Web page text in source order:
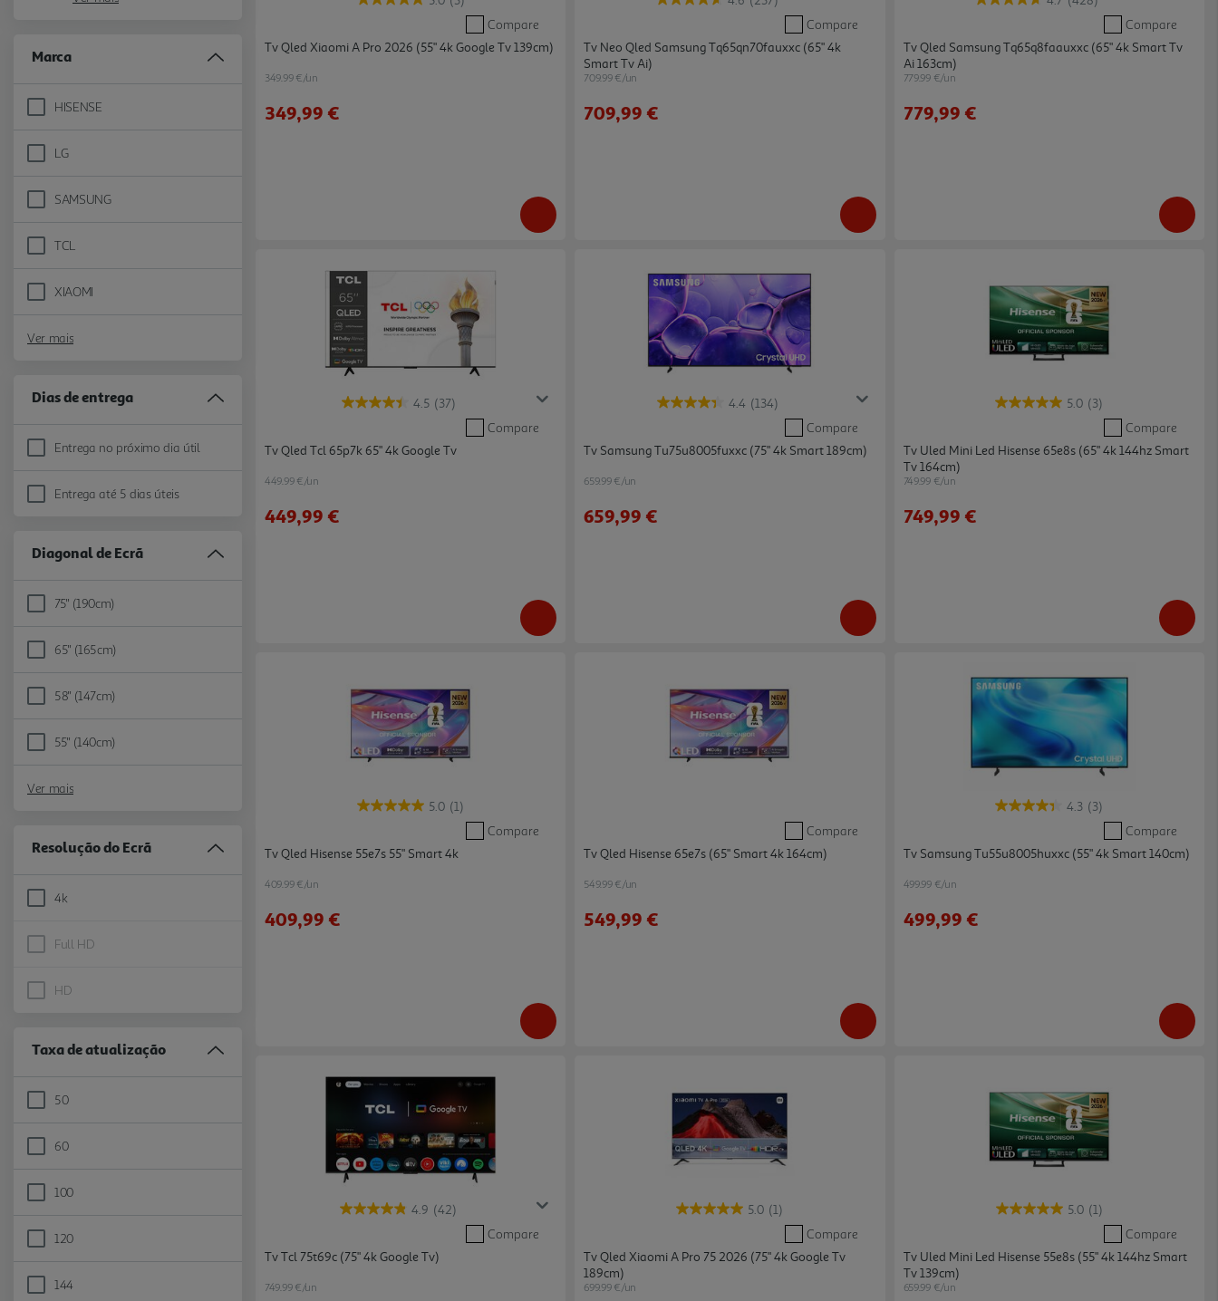
Marca
HISENSE
Refine by Marca: HISENSE
LG
Refine by Marca: LG
SAMSUNG
Refine by Marca: SAMSUNG
TCL
Refine by Marca: TCL
XIAOMI
Refine by Marca: XIAOMI
Ver mais
Dias de entrega
Entrega no próximo dia útil
Refine by Dias de entrega: Entrega no próximo dia útil
Entrega até 5 dias úteis
Refine by Dias de entrega: Entrega até 5 dias úteis
Diagonal de Ecrã
75'' (190cm)
Refine by Diagonal de Ecrã: 75'' (190cm)
65'' (165cm)
Refine by Diagonal de Ecrã: 65'' (165cm)
58'' (147cm)
Refine by Diagonal de Ecrã: 58'' (147cm)
55'' (140cm)
Refine by Diagonal de Ecrã: 55'' (140cm)
Ver mais
Resolução do Ecrã
4k
Refine by Resolução do Ecrã: 4k
Full HD
Resolução do Ecrã Full HD is not selectable
HD
Resolução do Ecrã HD is not selectable
Taxa de atualização
50
Refine by Taxa de atualização: 50
60
Refine by Taxa de atualização: 60
100
Refine by Taxa de atualização: 100
120
Refine by Taxa de atualização: 120
144
Refine by Taxa de atualização: 144
Compare
Tv Qled Xiaomi A Pro 2026 (55" 4k Google Tv 139cm)
349.99 €/un
349,99 €
Compare
Tv Neo Qled Samsung Tq65qn70fauxxc (65" 4k
Smart Tv Ai)
709.99 €/un
709,99 €
Compare
Tv Qled Samsung Tq65q8faauxxc (65" 4k Smart Tv
Ai 163cm)
779.99 €/un
779,99 €
4.5 (37)
Compare
Tv Qled Tcl 65p7k 65" 4k Google Tv
449.99 €/un
449,99 €
4.4 (134)
Compare
Tv Samsung Tu75u8005fuxxc (75" 4k Smart 189cm)
659.99 €/un
659,99 €
5.0 (3)
Compare
Tv Uled Mini Led Hisense 65e8s (65" 4k 144hz Smart
Tv 164cm)
749.99 €/un
749,99 €
5.0 (1)
Compare
Tv Qled Hisense 55e7s 55" Smart 4k
409.99 €/un
409,99 €
Compare
Tv Qled Hisense 65e7s (65" Smart 4k 164cm)
549.99 €/un
549,99 €
4.3 (3)
Compare
Tv Samsung Tu55u8005huxxc (55" 4k Smart 140cm)
499.99 €/un
499,99 €
4.9 (42)
Compare
Tv Tcl 75t69c (75" 4k Google Tv)
749.99 €/un
5.0 (1)
Compare
Tv Qled Xiaomi A Pro 75 2026 (75" 4k Google Tv
189cm)
699.99 €/un
5.0 (1)
Compare
Tv Uled Mini Led Hisense 55e8s (55" 4k 144hz Smart
Tv 139cm)
659.99 €/un